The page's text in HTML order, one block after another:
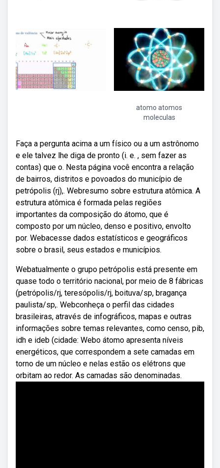
atomo atomos
moleculas
Faça a pergunta acima a um físico ou a um astrônomo
e ele talvez lhe diga de pronto (i. e. , sem fazer as
contas) que o. Nesta página você encontra a relação
de bairros, distritos e povoados do município de
petrópolis (rj),. Webresumo sobre estrutura atômica. A
estrutura atômica é formada pelas regiões
importantes da composição do átomo, que é
composto por um núcleo, denso e positivo, envolto
por. Webacesse dados estatísticos e geográficos
sobre o brasil, seus estados e municípios.
Webatualmente o grupo petrópolis está presente em
quase todo o território nacional, por meio de 8 fábricas
(petrópolis/rj, teresópolis/rj, boituva/sp, bragança
paulista/sp,. Webconheça o perfil das cidades
brasileiras, através de infográficos, mapas e outras
informações sobre temas relevantes, como censo, pib,
idh e ideb (cidade: Webo átomo apresenta níveis
energéticos, que correspondem a sete camadas em
torno de um núcleo e nelas estão os elétrons que
orbitam ao redor. As camadas são denominadas.